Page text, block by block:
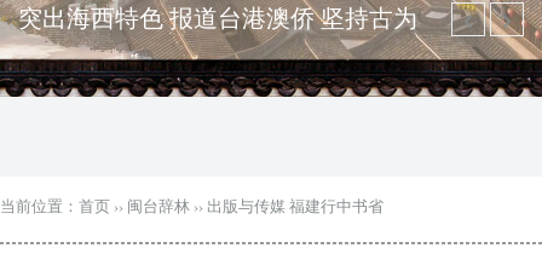
突出海西特色 报道台港澳侨 坚持古为
今用 力求雅俗共赏
弘扬优秀文化 振奋民族精神 介绍民族
当前位置： 首页 ›› 闽台辞林 ›› 出版与传媒 福建行中书省